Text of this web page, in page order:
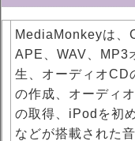
MediaMonkeyは、
APE、WAV、MP3
生、オーディオCD
の作成、オーディ
の取得、iPodを初
などが搭載された